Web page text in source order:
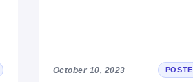
October 10, 2023 POSTE